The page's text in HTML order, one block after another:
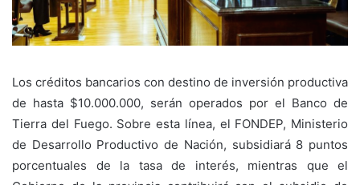
Los créditos bancarios con destino de inversión productiva
de hasta $10.000.000, serán operados por el Banco de
Tierra del Fuego. Sobre esta línea, el FONDEP, Ministerio
de Desarrollo Productivo de Nación, subsidiará 8 puntos
porcentuales de la tasa de interés, mientras que el